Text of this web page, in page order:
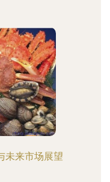
未来市场展望